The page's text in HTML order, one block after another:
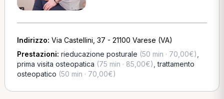
Indirizzo: Via Castellini, 37 - 21100 Varese (VA)
Prestazioni: rieducazione posturale (50 min · 70,00€)
prima visita osteopatica (75 min · 85,00€) ,trattamento
osteopatico (50 min · 70,00€)